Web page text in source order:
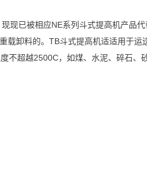
已被相应NE系列斗式提高机产品代
载卸料的。TB斗式提高机适适用于运
不超越2500C，如煤、水泥、碎石、